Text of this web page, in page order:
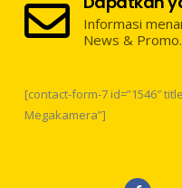
Informasi
News & Promo.
[contact-form-7 id=”1546″
Megakamera”]